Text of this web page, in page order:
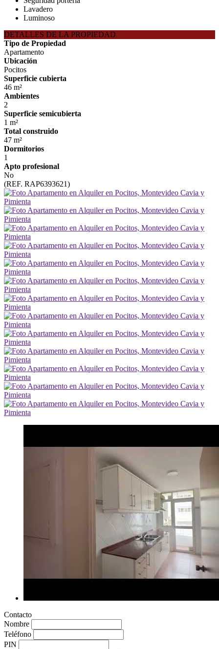
Lavadero
Luminoso
DETALLES DE LA PROPIEDAD
Tipo de Propiedad
Apartamento
Ubicación
Pocitos
Superficie cubierta
46 m²
Ambientes
2
Superficie semicubierta
1 m²
Total construido
47 m²
Dormitorios
1
Apto profesional
No
(REF. RAP6393621)
Contacto
Nombre
Teléfono
PIN